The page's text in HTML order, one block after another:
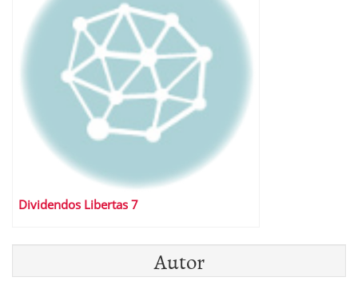
Dividendos Libertas 7
Autor